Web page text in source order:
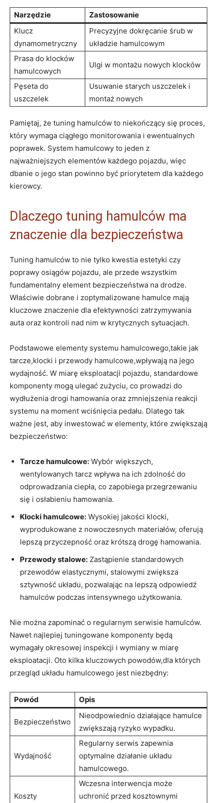
Narzędzie
Zastosowanie
Klucz
dynamometryczny
Precyzyjne dokręcanie śrub w
układzie hamulcowym
Prasa do klocków
hamulcowych
Ulgi w montażu nowych klocków
Pęseta do
uszczelek
Usuwanie starych uszczelek i
montaż nowych
Pamiętaj, że tuning hamulców to niekończący się proces,
który wymaga ciągłego monitorowania i ewentualnych
poprawek. System hamulcowy to jeden z
najważniejszych elementów każdego pojazdu, więc
dbanie o jego stan powinno być priorytetem dla każdego
kierowcy.
Dlaczego tuning hamulców ma
znaczenie dla bezpieczeństwa
Tuning hamulców to nie tylko kwestia estetyki czy
poprawy osiągów pojazdu, ale przede wszystkim
fundamentalny element bezpieczeństwa na drodze.
Właściwie dobrane i zoptymalizowane hamulce mają
kluczowe znaczenie dla efektywności zatrzymywania
auta oraz kontroli nad nim w krytycznych sytuacjach.
Podstawowe elementy systemu hamulcowego,takie jak
tarcze,klocki i przewody hamulcowe,wpływają na jego
wydajność. W miarę eksploatacji pojazdu, standardowe
komponenty mogą ulegać zużyciu, co prowadzi do
wydłużenia drogi hamowania oraz zmniejszenia reakcji
systemu na moment wciśnięcia pedału. Dlatego tak
ważne jest, aby inwestować w elementy, które zwiększają
bezpieczeństwo:
Tarcze hamulcowe: Wybór większych,
wentylowanych tarcz wpływa na ich zdolność do
odprowadzania ciepła, co zapobiega przegrzewaniu
się i osłabieniu hamowania.
Klocki hamulcowe: Wysokiej jakości klocki,
wyprodukowane z nowoczesnych materiałów, oferują
lepszą przyczepność oraz krótszą drogę hamowania.
Przewody stalowe: Zastąpienie standardowych
przewodów elastycznymi, stalowymi zwiększa
sztywność układu, pozwalając na lepszą odpowiedź
hamulców podczas intensywnego użytkowania.
Nie można zapominać o regularnym serwisie hamulców.
Nawet najlepiej tuningowane komponenty będą
wymagały okresowej inspekcji i wymiany w miarę
eksploatacji. Oto kilka kluczowych powodów,dla których
przegląd układu hamulcowego jest niezbędny:
Powód Opis
Bezpieczeństwo
Nieodpowiednio działające hamulce
zwiększają ryzyko wypadku.
Wydajność
Regularny serwis zapewnia
optymalne działanie układu
hamulcowego.
Koszty
Wczesna interwencja może
uchronić przed kosztownymi